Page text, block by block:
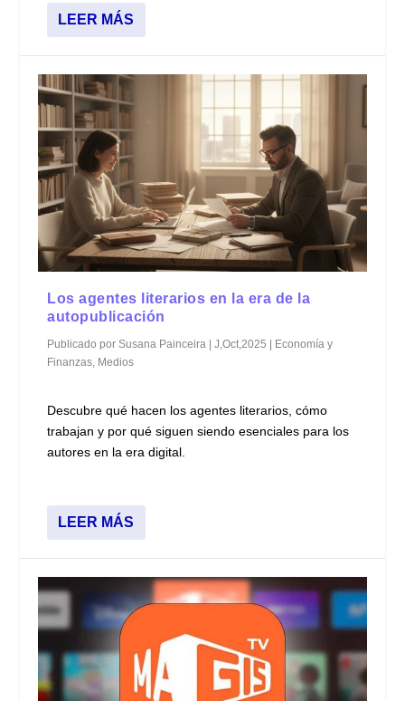
LEER MÁS
Los agentes literarios en la era de la
autopublicación
Publicado porSusana Painceira |J,Oct,2025 | Economía y
Finanzas Medios
Descubre qué hacen los agentes literarios, cómo
trabajan y por qué siguen siendo esenciales para los
autores en la era digital.
LEER MÁS